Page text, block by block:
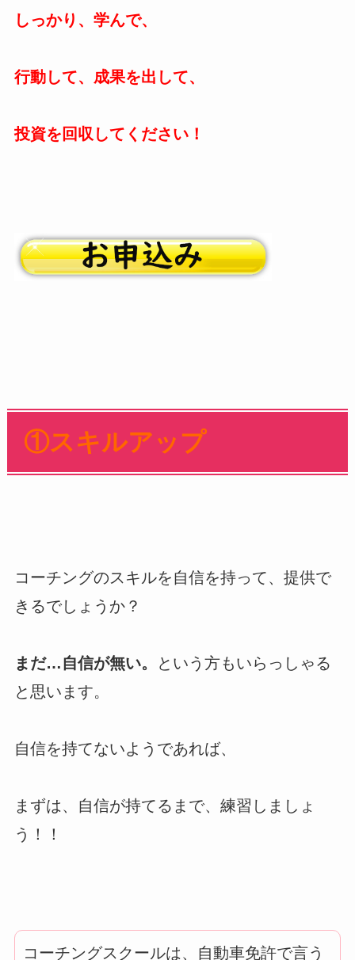
しっかり、学んで、
行動して、成果を出して、
投資を回収してください！
①スキルアップ
コーチングのスキルを自信を持って、提供で
きるでしょうか？
まだ…自信が無い。
という方もいらっしゃる
と思います。
自信を持てないようであれば、
まずは、自信が持てるまで、練習しましょ
う！！
コーチングスクールは、自動車免許で言う